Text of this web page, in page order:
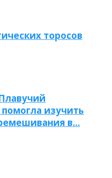
торосов
изучить
в…